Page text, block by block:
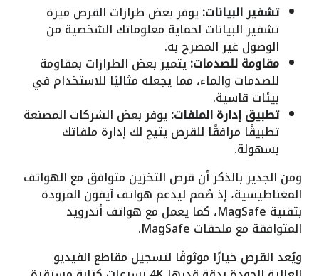
تشفير البيانات:يوفر بعض طرازات القرص ميزة
تشفير البيانات لحماية معلوماتك الشخصية من
الوصول غير المصرح به.
مقاومة للصدمات:يتميز بعض الطرازات بمقاومة
للصدمات والماء، مما يجعله مثاليًا للاستخدام في
بيئات قاسية.
تطبيق إدارة الملفات:يوفر بعض الشركات المصنعة
تطبيقًا مرافقًا للقرص يتيح لك إدارة ملفاتك
بسهولة.
ومن الجدير بالذكر أن قرص التخزين متوافق مع الهواتف
المغناطيسية، إذ صُمم ليدعم هواتف آيفون المزودة
بتقنية MagSafe، كما يعمل مع هواتف أندرويد
المتوافقة مع ملحقات MagSafe.
ويُعد القرص خيارًا موثوقًا لتسجيل مقاطع الفيديو